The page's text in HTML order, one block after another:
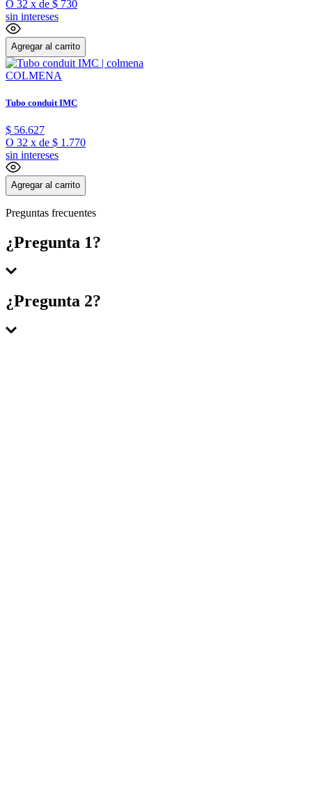
O 32 x de $ 730
sin intereses
Agregar al carrito
COLMENA
Tubo conduit IMC
$ 56.627
O 32 x de $ 1.770
sin intereses
Agregar al carrito
Preguntas frecuentes
¿Pregunta 1?
Respuesta 1
¿Pregunta 2?